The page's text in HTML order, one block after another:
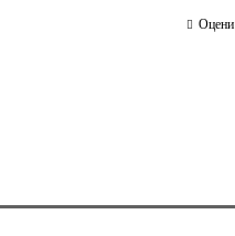
Оцени